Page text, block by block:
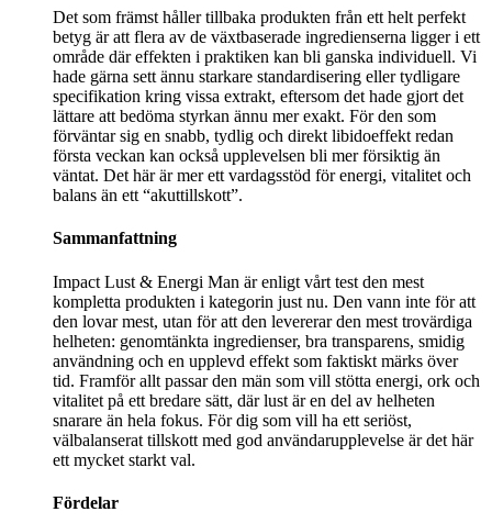
Det som främst håller tillbaka produkten från ett helt perfekt
betyg är att flera av de växtbaserade ingredienserna ligger i ett
område där effekten i praktiken kan bli ganska individuell. Vi
hade gärna sett ännu starkare standardisering eller tydligare
specifikation kring vissa extrakt, eftersom det hade gjort det
lättare att bedöma styrkan ännu mer exakt. För den som
förväntar sig en snabb, tydlig och direkt libidoeffekt redan
första veckan kan också upplevelsen bli mer försiktig än
väntat. Det här är mer ett vardagsstöd för energi, vitalitet och
balans än ett “akuttillskott”.
Sammanfattning
Impact Lust & Energi Man är enligt vårt test den mest
kompletta produkten i kategorin just nu. Den vann inte för att
den lovar mest, utan för att den levererar den mest trovärdiga
helheten: genomtänkta ingredienser, bra transparens, smidig
användning och en upplevd effekt som faktiskt märks över
tid. Framför allt passar den män som vill stötta energi, ork och
vitalitet på ett bredare sätt, där lust är en del av helheten
snarare än hela fokus. För dig som vill ha ett seriöst,
välbalanserat tillskott med god användarupplevelse är det här
ett mycket starkt val.
Fördelar